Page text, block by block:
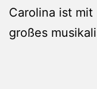
Carolina ist
großes